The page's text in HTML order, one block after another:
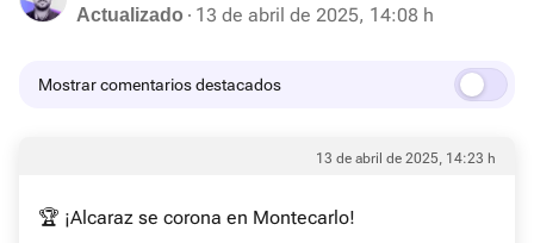
Actualizado
13 de abril de 2025, 14:08 h
Mostrar comentarios destacados
13 de abril de 2025, 14:23 h
🏆 ¡Alcaraz se corona en Montecarlo!